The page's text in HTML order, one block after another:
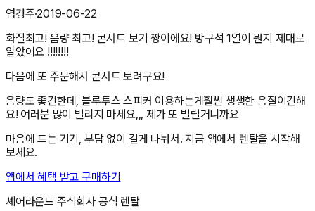
염경주·2019-06-22
화질최고! 음량 최고! 콘서트 보기 짱이에요! 방구석 1열이 뭔지 제대로
알았어요 !!!!!!!!
다음에 또 주문해서 콘서트 보려구요!
음량도 좋긴한데, 블루투스 스피커 이용하는게훨씬 생생한 음질이긴해
요! 여러분 많이 빌리지 마세요,,, 제가 또 빌릴거니까요
마음에 드는 기기, 부담 없이 길게 나눠서. 지금 앱에서 렌탈을 시작해
보세요.
앱에서 혜택 받고 구매하기
셰어라운드 주식회사 공식 렌탈